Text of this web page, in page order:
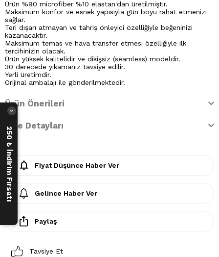
Ürün %90 microfiber %10 elastan'dan üretilmiştir.
Maksimum konfor ve esnek yapısıyla gün boyu rahat etmenizi
sağlar.
Teri dışarı atmayan ve tahriş önleyici özelliğiyle beğeninizi
kazanacaktır.
Maksimum temas ve hava transfer etmesi özelliğiyle ilk
tercihinizin olacak.
Ürün yüksek kalitelidir ve dikişsiz (seamless) modeldir.
30 derecede yıkamanız tavsiye edilir.
Yerli üretimdir.
Orijinal ambalajı ile gönderilmektedir.
Ürün Önerileri
İade Detayları
Fiyat Düşünce Haber Ver
Gelince Haber Ver
Paylaş
Tavsiye Et
250 ₺ İndirim Fırsatı
›